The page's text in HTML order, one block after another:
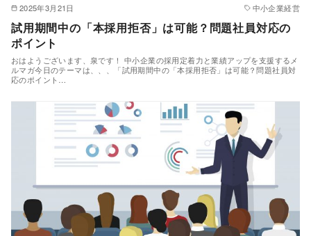
2025年3月21日 中小企業経営
試用期間中の「本採用拒否」は可能？問題社員対応の
ポイント
おはようございます、泉です！ 中小企業の採用定着力と業績アップを支援するメ
ルマガ今日のテーマは、、、「試用期間中の「本採用拒否」は可能？問題社員対
応のポイント…